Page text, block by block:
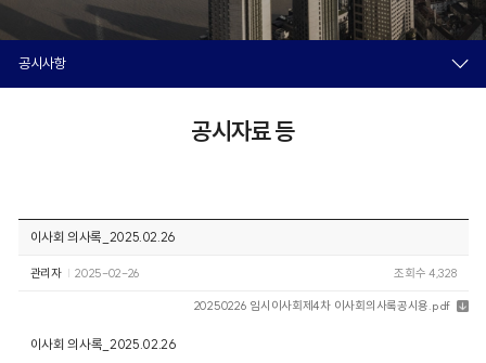
공시사항
공시자료 등
이사회 의사록_2025.02.26
관리자 2025-02-26 조회수 4,328
20250226 임시이사회제4차 이사회의사록공시용.pdf
이사회 의사록_2025.02.26